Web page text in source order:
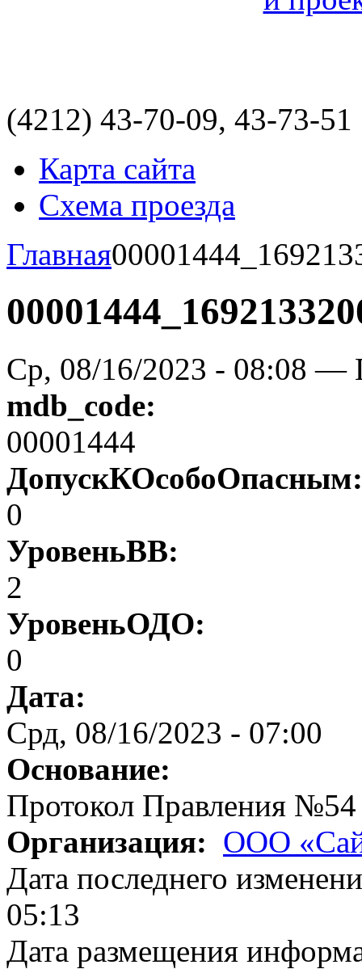
(4212) 43-70-09, 43-73-51
Карта сайта
Схема проезда
Главная
Ср, 08/16/2023 - 08:08 —
mdb_code:
00001444
0
УровеньВВ:
2
УровеньОДО:
0
Дата:
Срд, 08/16/2023 - 07:00
Основание:
Протокол Правления №54
Организация: ООО
Дата последнего
05:13
Дата размещения